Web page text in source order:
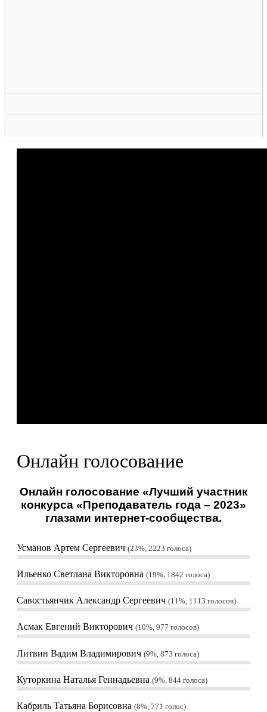
Онлайн голосование
Онлайн голосование «Лучший участник
конкурса «Преподаватель года – 2023»
глазами интернет-сообщества.
Усманов Артем Сергеевич 23%, 2223 голоса
Ильенко Светлана Викторовна 19%, 1842 голоса
Савостьянчик Александр Сергеевич 11%, 1113 голосов
Асмак Евгений Викторович 10%, 977 голосов
Литвин Вадим Владимирович 9%, 873 голоса
Куторкина Наталья Геннадьевна 9%, 844 голоса
Кабриль Татьяна Борисовна 8%, 771 голос